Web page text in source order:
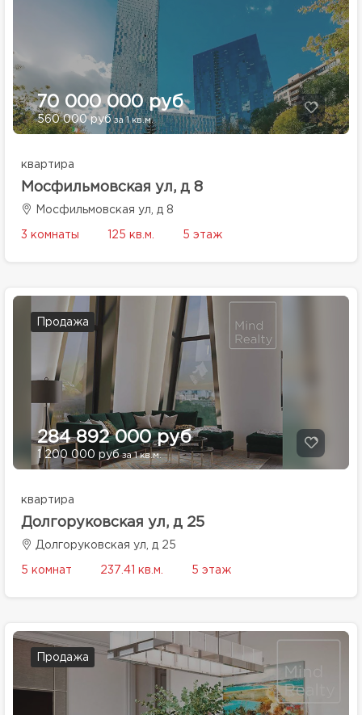
70 000 000 руб
560 000 рубза 1 кв.м.
квартира
Мосфильмовская ул, д 8
Мосфильмовская ул, д 8
3 комнаты 125 кв.м. 5 этаж
Продажа
284 892 000 руб
1 200 000 рубза 1 кв.м.
квартира
Долгоруковская ул, д 25
Долгоруковская ул, д 25
5 комнат 237.41 кв.м. 5 этаж
Продажа